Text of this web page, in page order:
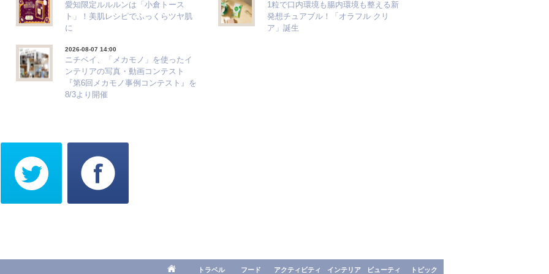
愛知限定ルルルンは「小倉トース
ト」！美肌レシピでふっくらツヤ肌
に
1粒で口内環境も腸内環境も整える新
発想チュアブル！「オラフル クリ
ア」誕生
2026-08-07 14:00
ニチベイ、「メカモノ」を使ったイ
ンテリアの写真・動画コンテスト
『第6回メカモノ事例コンテスト』を
8/3より開催
トラベル フード アクティビティ インテリア ビューティ トピック